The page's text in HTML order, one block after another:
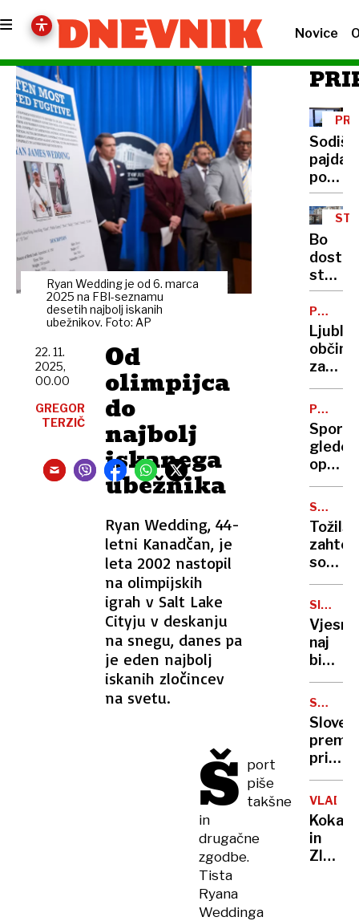
Novice
Ryan Wedding je od 6. marca
2025 na FBI-seznamu
desetih najbolj iskanih
ubežnikov. Foto: AP
Od
olimpijca
do
najbolj
iskanega
ubežnika
​Ryan Wedding, 44-
letni Kanadčan, je
leta 2002 nastopil
na olimpijskih
igrah v Salt Lake
Cityju v deskanju
na snegu, danes pa
je eden najbolj
iskanih zločincev
na svetu.
22. 11.
2025,
00.00
GREGOR
TERZIČ
Š port
piše
takšne
in
drugačne
zgodbe.
Tista
Ryana
Weddinga
znižalo
kazen
Bo
do
leta
2035
res
boljša?
DOM
ŠIŠKA
občina
VRH
Spor
glede
fosilne
SODNA
sodno
zoper
Zorana
SIMBOL
naj
bi
zaradi
izziva
na
starši
18-
letnika
v
šoku
SKOKI
le
VLADA
in
Zlobko